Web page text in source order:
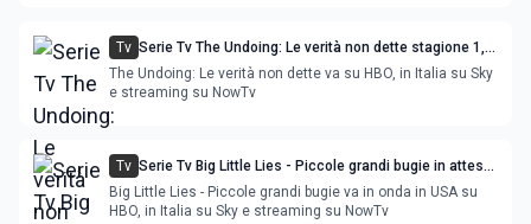
Tv Serie Tv The Undoing: Le verità non dette stagione 1,
con Nicole Kidman e Hugh Grant
The Undoing: Le verità non dette va su HBO, in Italia su Sky
e streaming su NowTv
Tv Serie Tv Big Little Lies - Piccole grandi bugie in attesa
della terza stagione.
Big Little Lies - Piccole grandi bugie va in onda in USA su
HBO, in Italia su Sky e streaming su NowTv